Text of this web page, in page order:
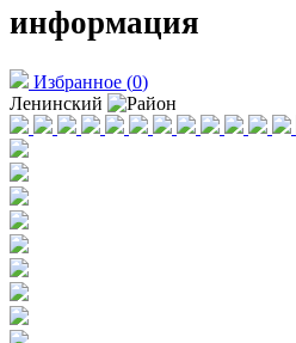
информация
Избранное (0)
Ленинский